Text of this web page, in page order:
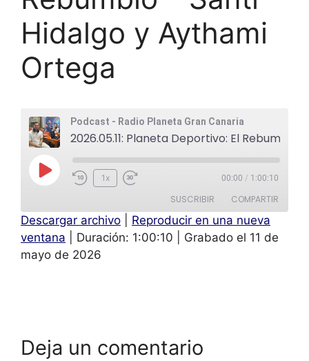
Hidalgo y Aythami
Ortega
Podcast - Radio Planeta Gran Canaria
1x 00:00 / 1:00:10
SUSCRIBIR COMPARTIR
FEED RSS
COMPAR
TIR
Descargar archivo
Reproducir en una nueva
ventana
Duración: 1:00:10
Grabado el 11 de
mayo de 2026
Deja un comentario